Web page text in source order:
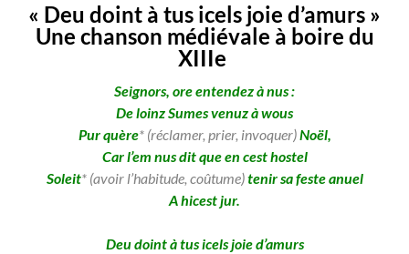
« Deu doint à tus icels joie d’amurs »
Une chanson médiévale à boire du
XIIIe
Seignors, ore entendez à nus :
De loinz Sumes venuz à wous
Pur quère* (réclamer, prier, invoquer)Noël,
Car l’em nus dit que en cest hostel
Soleit* (avoir l’habitude, coûtume)tenir sa feste anuel
A hicest jur.
Deu doint à tus icels joie d’amurs